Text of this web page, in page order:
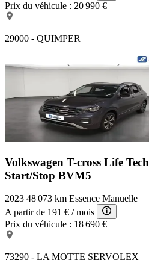
Prix du véhicule : 20 990 €
29000 - QUIMPER
Volkswagen T-cross Life Tech
Start/Stop BVM5
2023 48 073 km Essence Manuelle
A partir de 191 € / mois
Prix du véhicule : 18 690 €
73290 - LA MOTTE SERVOLEX